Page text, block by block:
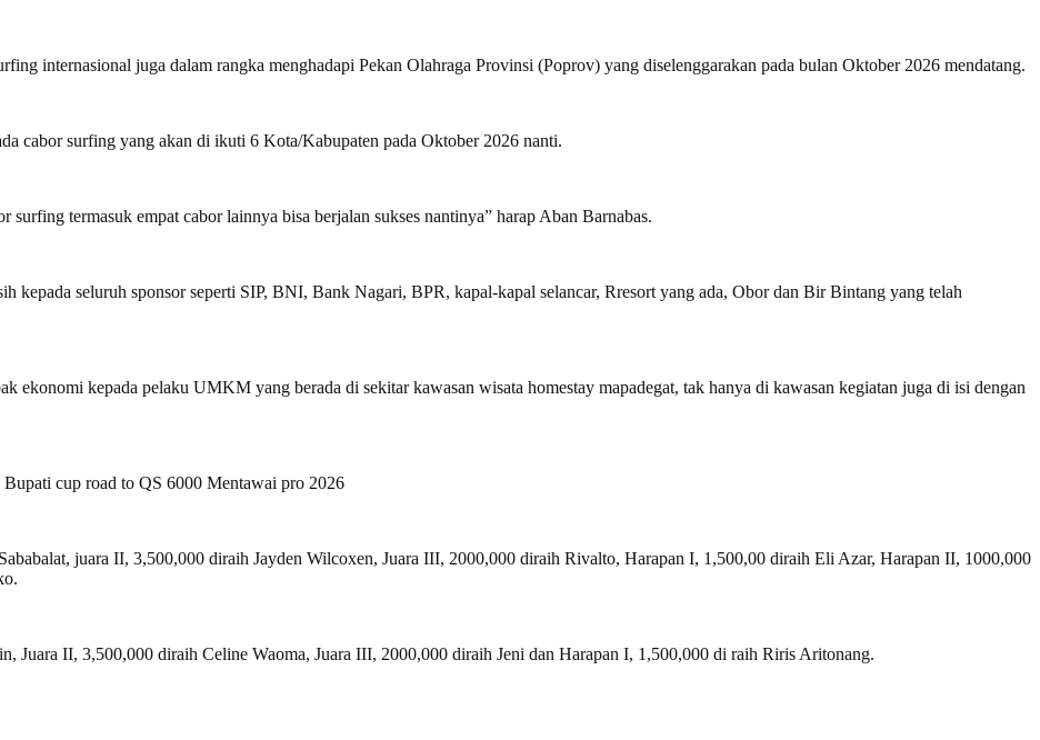
internasional juga dalam rangka menghadapi Pekan Olahraga Provinsi (Poprov) yang diselenggarakan pada bulan Oktober 2026 mendatang.
cabor surfing yang akan di ikuti 6 Kota/Kabupaten pada Oktober 2026 nanti.
termasuk empat cabor lainnya bisa berjalan sukses nantinya” harap Aban Barnabas.
kepada seluruh sponsor seperti SIP, BNI, Bank Nagari, BPR, kapal-kapal selancar, Rresort yang ada, Obor dan Bir Bintang yang telah
ekonomi kepada pelaku UMKM yang berada di sekitar kawasan wisata homestay mapadegat, tak hanya di kawasan kegiatan juga di isi dengan
cup road to QS 6000 Mentawai pro 2026
juara II, 3,500,000 diraih Jayden Wilcoxen, Juara III, 2000,000 diraih Rivalto, Harapan I, 1,500,00 diraih Eli Azar, Harapan II, 1000,000
Juara II, 3,500,000 diraih Celine Waoma, Juara III, 2000,000 diraih Jeni dan Harapan I, 1,500,000 di raih Riris Aritonang.